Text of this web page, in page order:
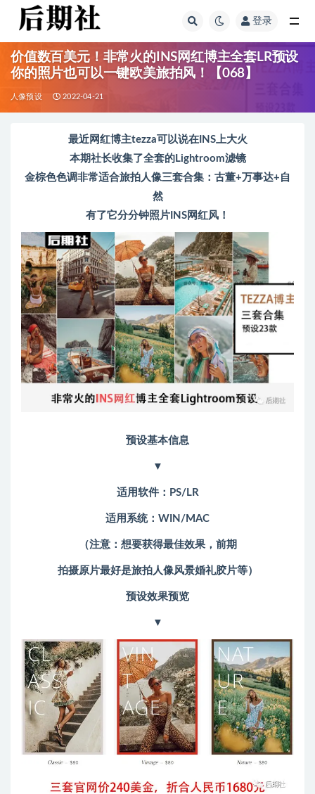
登录
价值数百美元！非常火的INS网红博主全套LR预设
你的照片也可以一键欧美旅拍风！【068】
人像预设 2022-04-21
最近网红博主tezza可以说在INS上大火
本期社长收集了全套的Lightroom滤镜
金棕色色调非常适合旅拍人像三套合集：古董+万事达+自
然
有了它分分钟照片INS网红风！
预设基本信息
▼
适用软件：PS/LR
适用系统：WIN/MAC
（注意：想要获得最佳效果，前期
拍摄原片最好是旅拍人像风景婚礼胶片等）
预设效果预览
▼